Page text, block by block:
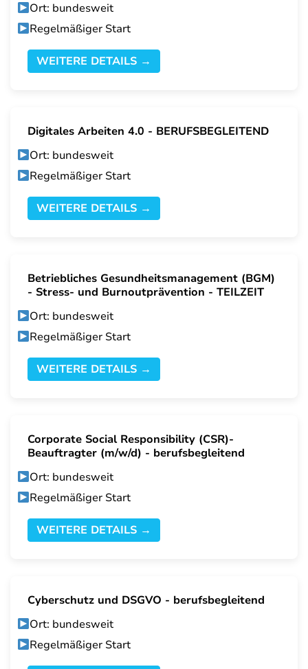
Ort: bundesweit
Regelmäßiger Start
WEITERE DETAILS →
Digitales Arbeiten 4.0 - BERUFSBEGLEITEND
Ort: bundesweit
Regelmäßiger Start
WEITERE DETAILS →
Betriebliches Gesundheitsmanagement (BGM)
- Stress- und Burnoutprävention - TEILZEIT
Ort: bundesweit
Regelmäßiger Start
WEITERE DETAILS →
Corporate Social Responsibility (CSR)-
Beauftragter (m/w/d) - berufsbegleitend
Ort: bundesweit
Regelmäßiger Start
WEITERE DETAILS →
Cyberschutz und DSGVO - berufsbegleitend
Ort: bundesweit
Regelmäßiger Start